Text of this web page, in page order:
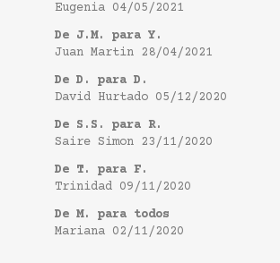
Eugenia 04/05/2021
De J.M. para Y.
Juan Martin 28/04/2021
De D. para D.
David Hurtado 05/12/2020
De S.S. para R.
Saire Simon 23/11/2020
De T. para F.
Trinidad 09/11/2020
De M. para todos
Mariana 02/11/2020